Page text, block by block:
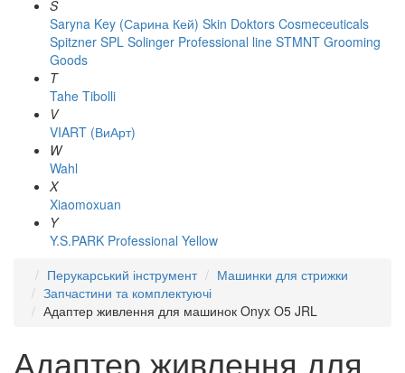
S
Saryna Key (Сарина Кей) Skin Doktors Cosmeceuticals
Spitzner SPL Solinger Professional line STMNT Grooming
Goods
T
Tahe Tibolli
V
VIART (ВиАрт)
W
Wahl
X
Xiaomoxuan
Y
Y.S.PARK Professional Yellow
Перукарський інструмент
Машинки для стрижки
Запчастини та комплектуючі
Адаптер живлення для машинок Onyx O5 JRL
Адаптер живлення для